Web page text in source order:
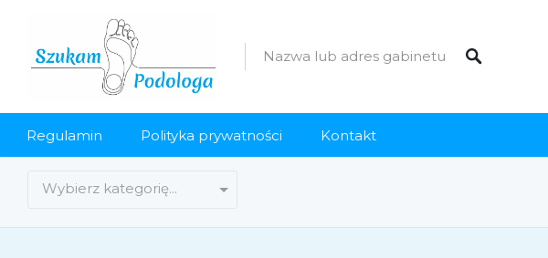
Regulamin Polityka prywatności Kontakt
Wybierz kategorię…